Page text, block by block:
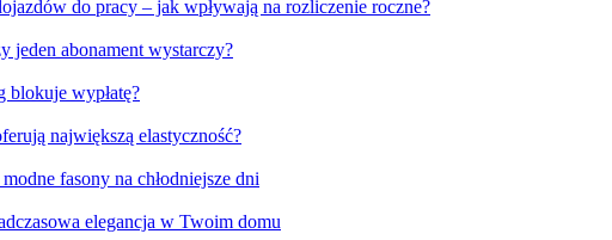
do pracy – jak wpływają na rozliczenie roczne?
jeden abonament wystarczy?
blokuje wypłatę?
największą elastyczność?
fasony na chłodniejsze dni
elegancja w Twoim domu